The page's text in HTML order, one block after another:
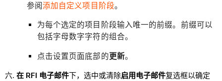
参阅添加自定义项目阶段。
为每个选定的项目阶段输入唯一的前缀。前缀可以
包括字母数字字符的组合。
点击设置页面底部的更新。
在 RFI 电子邮件下，选中或清除启用电子邮件复选框以确定